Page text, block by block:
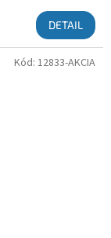
DETAIL
Kód: 12833-AKCIA